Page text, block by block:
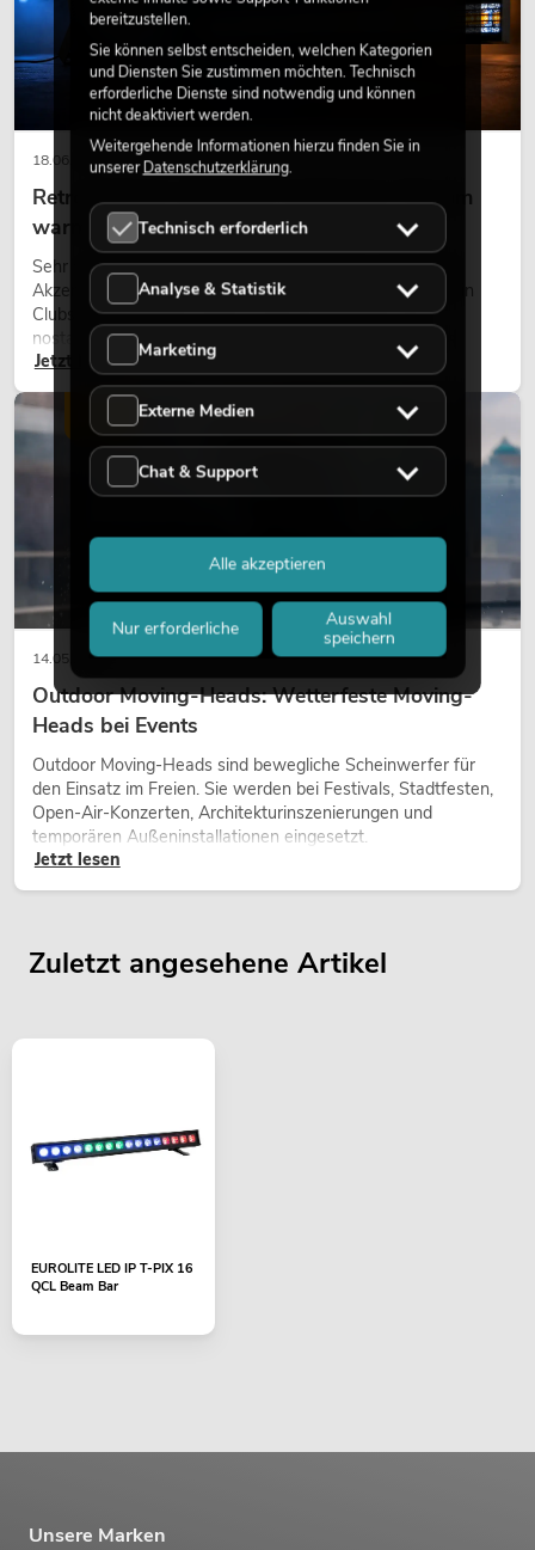
18.06.2026
Retro-Licht im modernen Lichtdesign: Warum
warmes Licht wieder wirkt
Sehr warmes Licht, sichtbare Leuchtflächen und farbige
Akzente prägen viele aktuelle Lichtdesigns auf Bühnen, in
Clubs und bei Events. Retro-Licht ist dabei kein rein
nostalgischer Effekt, sondern ein bewusst eingesetztes
Gestaltungsmittel: Es schafft Atmosphäre, gibt Szenen
Charakter und kann technische LED-Setups emotionaler
wirken lassen.
Jetzt lesen
14.05.2026
Outdoor Moving-Heads: Wetterfeste Moving-
Heads bei Events
Outdoor Moving-Heads sind bewegliche Scheinwerfer für
den Einsatz im Freien. Sie werden bei Festivals, Stadtfesten,
Open-Air-Konzerten, Architekturinszenierungen und
temporären Außeninstallationen eingesetzt.
Jetzt lesen
LICHT
Zuletzt angesehene Artikel
EUROLITE LED IP T-PIX 16
QCL Beam Bar
Unsere Marken
bereitzustellen.
Sie können selbst entscheiden, welchen Kategorien
und Diensten Sie zustimmen möchten. Technisch
erforderliche Dienste sind notwendig und können
nicht deaktiviert werden.
Weitergehende Informationen hierzu finden Sie in
unsererDatenschutzerklärung.
Technisch erforderlich
Analyse & Statistik
Marketing
Externe Medien
Chat & Support
Nur erforderliche
Auswahl
speichern
Alle akzeptieren